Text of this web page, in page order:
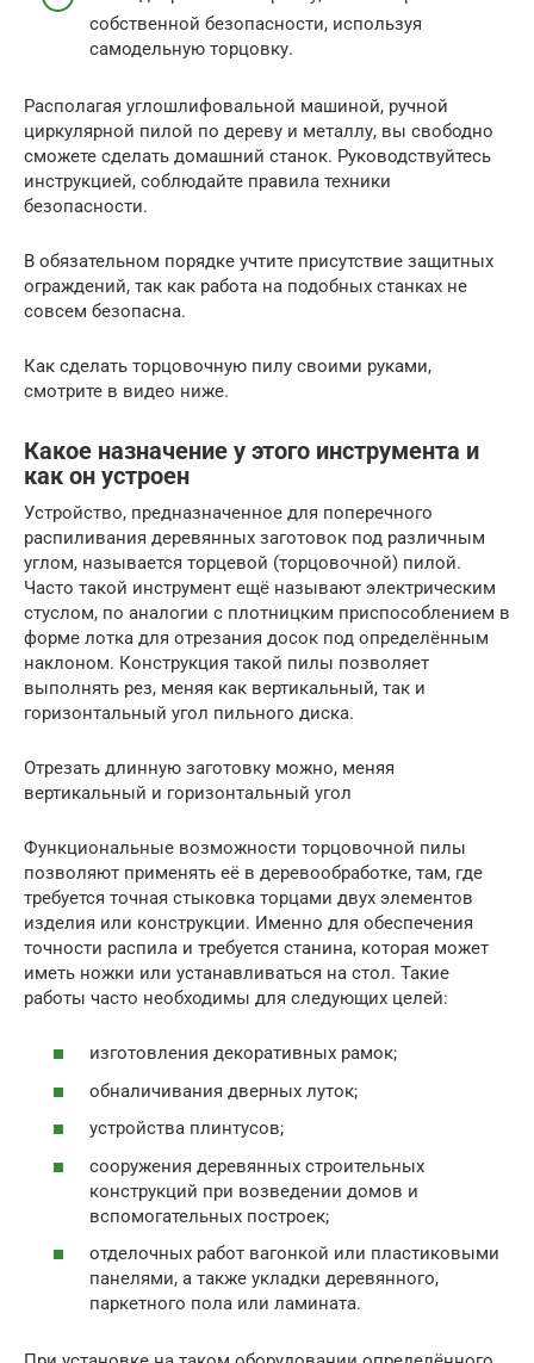
собственной безопасности, используя
самодельную торцовку.
Располагая углошлифовальной машиной, ручной
циркулярной пилой по дереву и металлу, вы свободно
сможете сделать домашний станок. Руководствуйтесь
инструкцией, соблюдайте правила техники
безопасности.
В обязательном порядке учтите присутствие защитных
ограждений, так как работа на подобных станках не
совсем безопасна.
Как сделать торцовочную пилу своими руками,
смотрите в видео ниже.
Какое назначение у этого инструмента и
как он устроен
Устройство, предназначенное для поперечного
распиливания деревянных заготовок под различным
углом, называется торцевой (торцовочной) пилой.
Часто такой инструмент ещё называют электрическим
стуслом, по аналогии с плотницким приспособлением в
форме лотка для отрезания досок под определённым
наклоном. Конструкция такой пилы позволяет
выполнять рез, меняя как вертикальный, так и
горизонтальный угол пильного диска.
Отрезать длинную заготовку можно, меняя
вертикальный и горизонтальный угол
Функциональные возможности торцовочной пилы
позволяют применять её в деревообработке, там, где
требуется точная стыковка торцами двух элементов
изделия или конструкции. Именно для обеспечения
точности распила и требуется станина, которая может
иметь ножки или устанавливаться на стол. Такие
работы часто необходимы для следующих целей:
изготовления декоративных рамок;
обналичивания дверных луток;
устройства плинтусов;
сооружения деревянных строительных
конструкций при возведении домов и
вспомогательных построек;
отделочных работ вагонкой или пластиковыми
панелями, а также укладки деревянного,
паркетного пола или ламината.